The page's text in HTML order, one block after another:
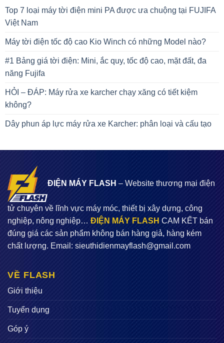
Top 7 loại máy tời điện mini PA được ưa chuộng tại FUJIFA
Việt Nam
Máy tời điện tốc độ cao Kio Winch có những Model nào?
#1 Bảng giá tời điện: Mini, ắc quy, tốc độ cao, mặt đất, đa
năng Fujifa
HỎI – ĐÁP: Máy rửa xe karcher chạy xăng có tiết kiệm
không?
Dây phun áp lực máy rửa xe Karcher: phân loại và cấu tạo
ĐIỆN MÁY FLASH – Website thương mại điện
tử chuyên về lĩnh vực máy móc, thiết bị xây dựng, công
nghiệp, nông nghiệp… ĐIỆN MÁY FLASH CAM KẾT bán
đúng giá các sản phẩm không bán hàng giả, hàng kém
chất lượng. Email: sieuthidienmayflash@gmail.com
VỀ FLASH
Giới thiệu
Tuyển dụng
Góp ý